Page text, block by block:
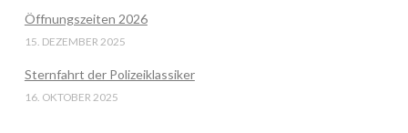
Öffnungszeiten 2026
15. DEZEMBER 2025
Sternfahrt der Polizeiklassiker
16. OKTOBER 2025